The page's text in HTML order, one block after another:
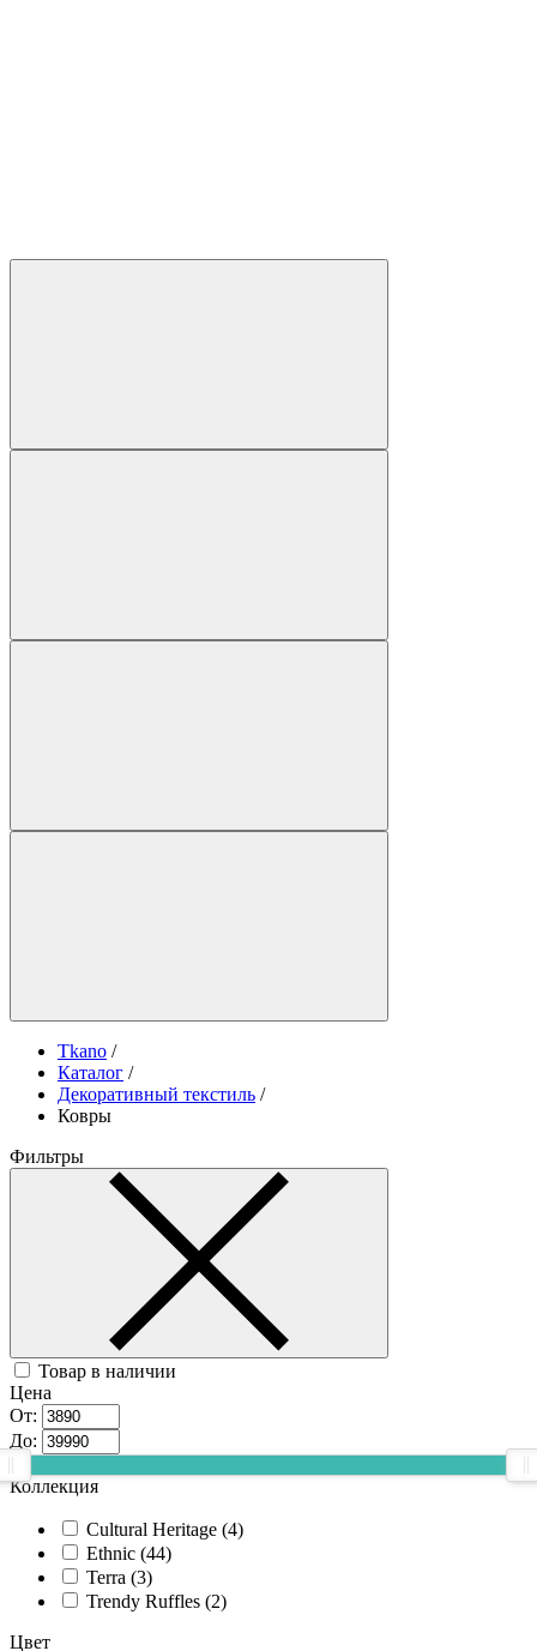
Tkano /
Каталог /
Декоративный текстиль /
Ковры
Фильтры
Товар в наличии
Цена
От:
До:
Коллекция
Cultural Heritage (4)
Ethnic (44)
Terra (3)
Trendy Ruffles (2)
Цвет